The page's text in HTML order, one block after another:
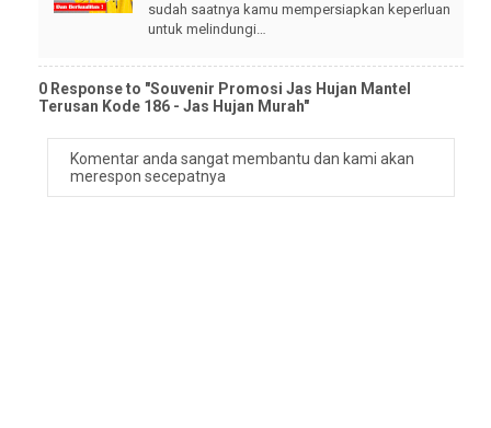
sudah saatnya kamu mempersiapkan keperluan
untuk melindungi…
0 Response to "Souvenir Promosi Jas Hujan Mantel
Terusan Kode 186 - Jas Hujan Murah"
Komentar anda sangat membantu dan kami akan
merespon secepatnya